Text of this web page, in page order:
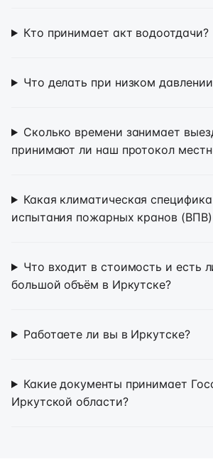
Кто принимает акт водоотдачи?
Что делать при низком
Сколько времени занимает
принимают ли наш протокол
Какая климатическая
испытания пожарных кранов (ВПВ)
Что входит в стоимость и есть
большой объём в Иркутске?
Работаете ли вы в Иркутске?
Какие документы принимает
Иркутской области?